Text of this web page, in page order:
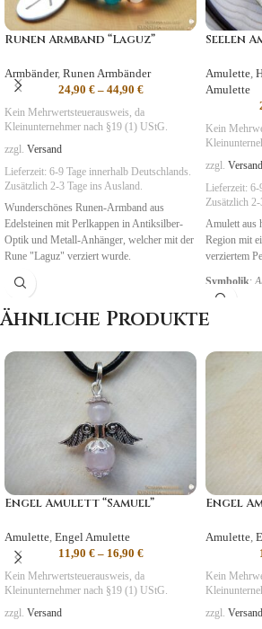
Runen Armband “Laguz”
Armbänder, Runen Armbänder
24,90 €– 44,90 €
Kein Mehrwertsteuerausweis, da
Kleinunternehmer nach §19 (1) UStG.
zzgl. Versand
Lieferzeit: 6-9 Tage innerhalb Deutschlands.
Zusätzlich 2-3 Tage ins Ausland.
Wunderschönes Runen-Armband aus
Edelsteinen mit Perlkappen in Antiksilber-
Optik und Metall-Anhänger, welcher mit der
Rune "Laguz" verziert wurde.
Symbolik
Seelen
Amulette
Amulette
Kein
zzgl. Versand
Lieferzeit: 6-
Zusätzlich 2-
Amulett aus
Region mit
verziertem
Symbolik:
Ähnliche Produkte
Engel Amulett “Samuel”
Amulette, Engel Amulette
11,90 €– 16,90 €
Kein Mehrwertsteuerausweis, da
Kleinunternehmer nach §19 (1) UStG.
zzgl. Versand
Engel
Amulette,
Kein
zzgl. Versand